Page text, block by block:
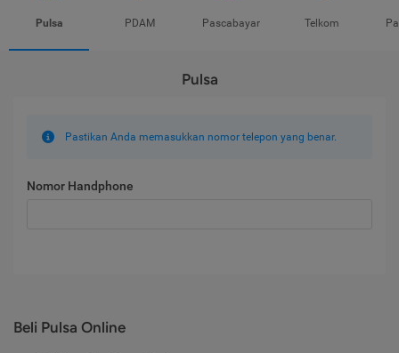
Pulsa PDAM Pascabayar Telkom
Pulsa
Pastikan Anda memasukkan nomor telepon yang benar.
Nomor Handphone
Beli Pulsa Online